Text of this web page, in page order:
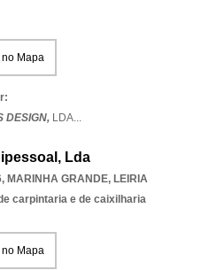
no Mapa
DESIGN, LDA...
Lda
, MARINHA GRANDE, LEIRIA
carpintaria e de caixilharia
no Mapa